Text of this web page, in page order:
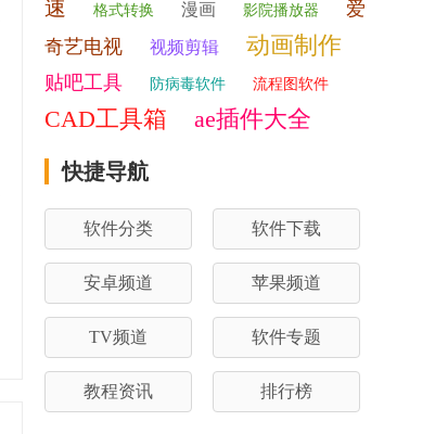
速
格式转换 漫画 影院播放器
爱
奇艺电视
视频剪辑 动画制作
贴吧工具 防病毒软件 流程图软件
CAD工具箱 ae插件大全
快捷导航
软件分类 软件下载
安卓频道 苹果频道
TV频道 软件专题
教程资讯 排行榜